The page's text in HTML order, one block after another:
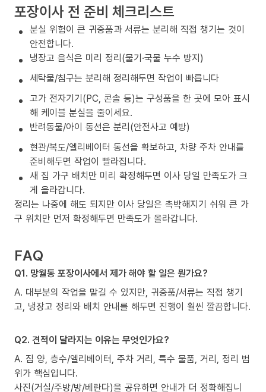
포장이사 전 준비 체크리스트
분실 위험이 큰 귀중품과 서류는 분리해 직접 챙기는 것이
안전합니다.
냉장고 음식은 미리 정리(물기·국물 누수 방지)
세탁물/침구는 분리해 정리해두면 작업이 빠릅니다
고가 전자기기(PC, 콘솔 등)는 구성품을 한 곳에 모아 표시
해 케이블 분실을 줄이세요.
반려동물/아이 동선은 분리(안전사고 예방)
현관/복도/엘리베이터 동선을 확보하고, 차량 주차 안내를
준비해두면 작업이 빨라집니다.
새 집 가구 배치만 미리 확정해두면 이사 당일 만족도가 크
게 올라갑니다.
정리는 나중에 해도 되지만 이사 당일은 촉박해지기 쉬워 큰 가
구 위치만 먼저 확정해두면 만족도가 올라갑니다.
FAQ
Q1. 망월동 포장이사에서 제가 해야 할 일은 뭔가요?
A. 대부분의 작업을 맡길 수 있지만, 귀중품/서류는 직접 챙기
고, 냉장고 정리와 배치 안내를 해두면 진행이 훨씬 깔끔합니다.
Q2. 견적이 달라지는 이유는 무엇인가요?
A. 짐 양, 층수/엘리베이터, 주차 거리, 특수 물품, 거리, 정리 범
위가 핵심입니다.
사진(거실/주방/방/베란다)을 공유하면 안내가 더 정확해집니